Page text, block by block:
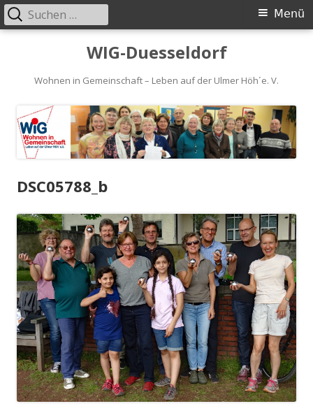
WIG-Duesseldorf
Wohnen in Gemeinschaft – Leben auf der Ulmer Höh´e. V.
Primäres
Menü
Suchen
nach:
DSC05788_b